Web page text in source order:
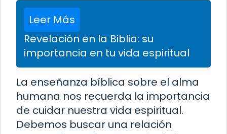
Leer Más
Revelación en la Biblia: su
importancia en tu vida espiritual
La enseñanza bíblica sobre el alma
humana nos recuerda la importancia
de cuidar nuestra vida espiritual.
Debemos buscar una relación